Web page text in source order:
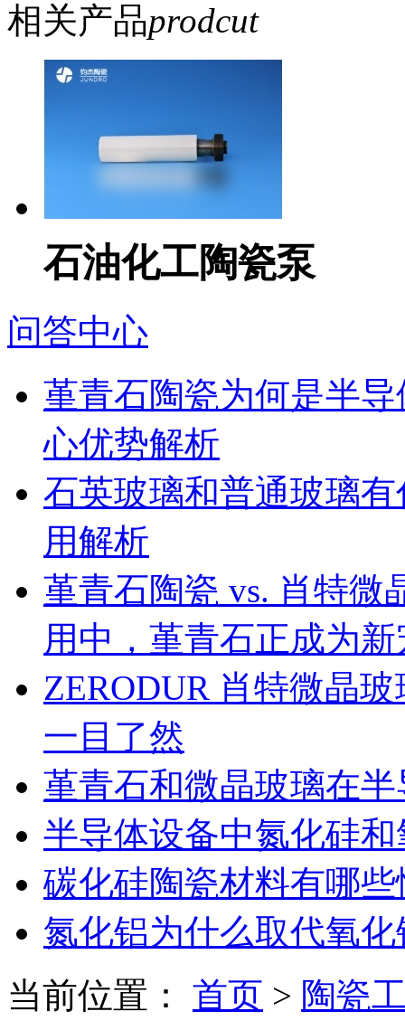
相关产品prodcut
石油化工陶瓷泵
问答中心
堇青石陶瓷为何是半
心优势解析
石英玻璃和普通玻璃
用解析
堇青石陶瓷 vs. 肖特微
用中，堇青石正成为
ZERODUR 肖特微晶
一目了然
堇青石和微晶玻璃在
半导体设备中氮化硅
碳化硅陶瓷材料有哪
氮化铝为什么取代氧化
当前位置：
首页 > 陶瓷